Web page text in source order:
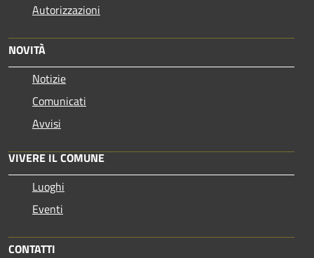
Autorizzazioni
NOVITÀ
Notizie
Comunicati
Avvisi
VIVERE IL COMUNE
Luoghi
Eventi
CONTATTI